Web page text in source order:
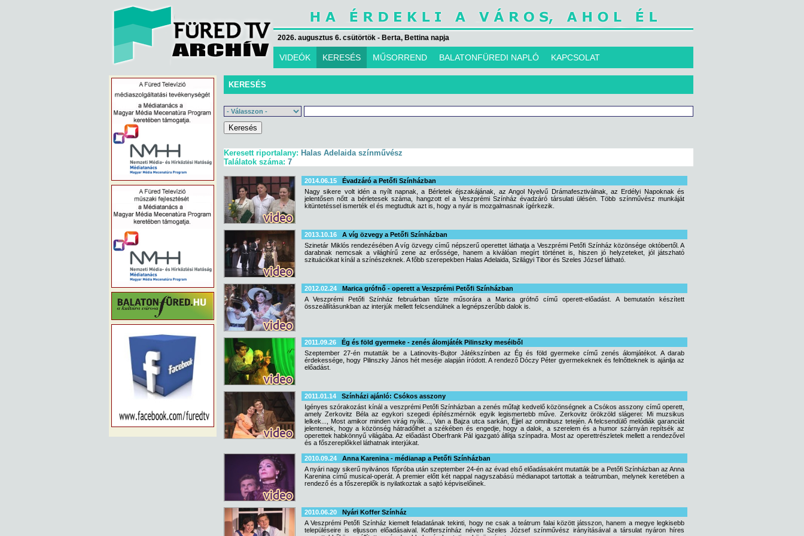
2026. augusztus 6. csütörtök - Berta, Bettina napja
VIDEÓK KERESÉS MŰSORREND BALATONFÜREDI NAPLÓ KAPCSOLAT
KERESÉS
Keresett riportalany: Halas Adelaida színművész
Találatok száma: 7
2014.06.15
Évadzáró a Petőfi Színházban
Nagy sikere volt idén a nyílt napnak, a Bérletek éjszakájának, az Angol Nyelvű Drámafesztiválnak, az Erdélyi Napoknak és
jelentősen nőtt a bérletesek száma, hangzott el a Veszprémi Színház évadzáró társulati ülésén. Több színművész munkáját
kitüntetéssel ismerték el és megtudtuk azt is, hogy a nyár is mozgalmasnak ígérkezik.
2013.10.16
A víg özvegy a Petőfi Színházban
Szinetár Miklós rendezésében A víg özvegy című népszerű operettet láthatja a Veszprémi Petőfi Színház közönsége októbertől. A
darabnak nemcsak a világhírű zene az erőssége, hanem a kiválóan megírt történet is, hiszen jó helyzeteket, jól játszható
szituációkat kínál a színészeknek. A főbb szerepekben Halas Adelaida, Szilágyi Tibor és Szeles József látható.
2012.02.24
Marica grófnő - operett a Veszprémi Petőfi Színházban
A Veszprémi Petőfi Színház februárban tűzte műsorára a Marica grófnő című operett-előadást. A bemutatón készített
összeállításunkban az interjúk mellett felcsendülnek a legnépszerűbb dalok is.
2011.09.26
Ég és föld gyermeke - zenés álomjáték Pilinszky meséiből
Szeptember 27-én mutatták be a Latinovits-Bujtor Játékszínben az Ég és föld gyermeke című zenés álomjátékot. A darab
érdekessége, hogy Pilinszky János hét meséje alapján íródott. A rendező Dóczy Péter gyermekeknek és felnőtteknek is ajánlja az
előadást.
2011.01.14
Színházi ajánló: Csókos asszony
Igényes szórakozást kínál a veszprémi Petőfi Színházban a zenés műfajt kedvelő közönségnek a Csókos asszony című operett,
amely Zerkovitz Béla az egykori szegedi építészmérnök egyik legismertebb műve. Zerkovitz örökzöld slágerei: Mi muzsikus
lelkek..., Most amikor minden virág nyílik..., Van a Bajza utca sarkán, Éjjel az omnibusz tetején. A felcsendülő melódiák garanciát
jelentenek, hogy a közönség hátradőlhet a székében és engedje, hogy a dalok, a szerelem és a humor szárnyán repítsék az
operettek habkönnyű világába. Az előadást Oberfrank Pál igazgató állítja színpadra. Most az operettrészletek mellett a rendezővel
és a főszereplőkkel láthatnak interjúkat.
2010.09.24
Anna Karenina - médianap a Petőfi Színházban
A nyári nagy sikerű nyilvános főpróba után szeptember 24-én az évad első előadásaként mutatták be a Petőfi Színházban az Anna
Karenina című musical-operát. A premier előtt két nappal nagyszabású médianapot tartottak a teátrumban, melynek keretében a
rendező és a főszereplők is nyilatkoztak a sajtó képviselőinek.
2010.06.20
Nyári Koffer Színház
A Veszprémi Petőfi Színház kiemelt feladatának tekinti, hogy ne csak a teátrum falai között játsszon, hanem a megye legkisebb
településeire is eljusson előadásaival. Kofferszínház néven Szeles József színművész irányításával a társulat nyáron híres